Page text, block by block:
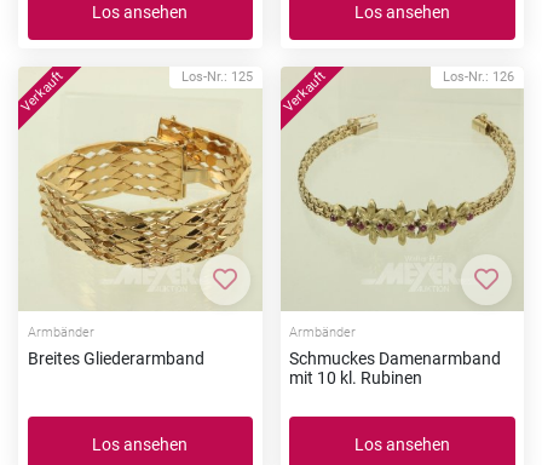
Los ansehen Los ansehen
Los-Nr.: 125
Zur Merkliste hinzufügen
Armbänder
Breites Gliederarmband
Los ansehen
Los-Nr.: 126
Zur
Armbänder
Schmuckes Damenarmband
mit 10 kl. Rubinen
Los ansehen